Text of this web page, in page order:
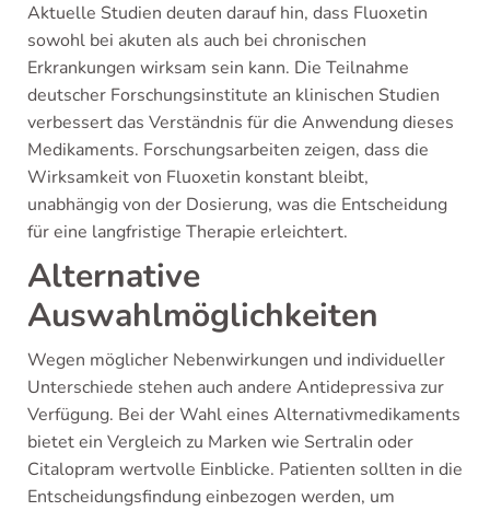
Aktuelle Studien deuten darauf hin, dass Fluoxetin
sowohl bei akuten als auch bei chronischen
Erkrankungen wirksam sein kann. Die Teilnahme
deutscher Forschungsinstitute an klinischen Studien
verbessert das Verständnis für die Anwendung dieses
Medikaments. Forschungsarbeiten zeigen, dass die
Wirksamkeit von Fluoxetin konstant bleibt,
unabhängig von der Dosierung, was die Entscheidung
für eine langfristige Therapie erleichtert.
Alternative
Auswahlmöglichkeiten
Wegen möglicher Nebenwirkungen und individueller
Unterschiede stehen auch andere Antidepressiva zur
Verfügung. Bei der Wahl eines Alternativmedikaments
bietet ein Vergleich zu Marken wie Sertralin oder
Citalopram wertvolle Einblicke. Patienten sollten in die
Entscheidungsfindung einbezogen werden, um